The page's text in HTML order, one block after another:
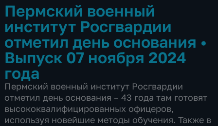
Пермский военный
институт Росгвардии
отметил день основания •
Выпуск 07 ноября 2024
года
Пермский военный институт Росгвардии
отметил день основания – 43 года там готовят
высококвалифицированных офицеров,
используя новейшие методы обучения. Также в